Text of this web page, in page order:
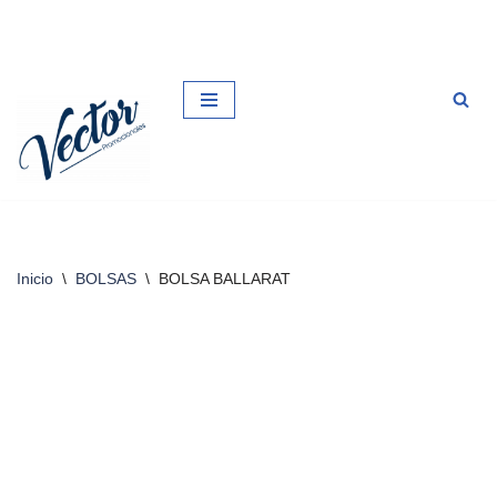
contenido
Inicio \ BOLSAS \ BOLSA BALLARAT